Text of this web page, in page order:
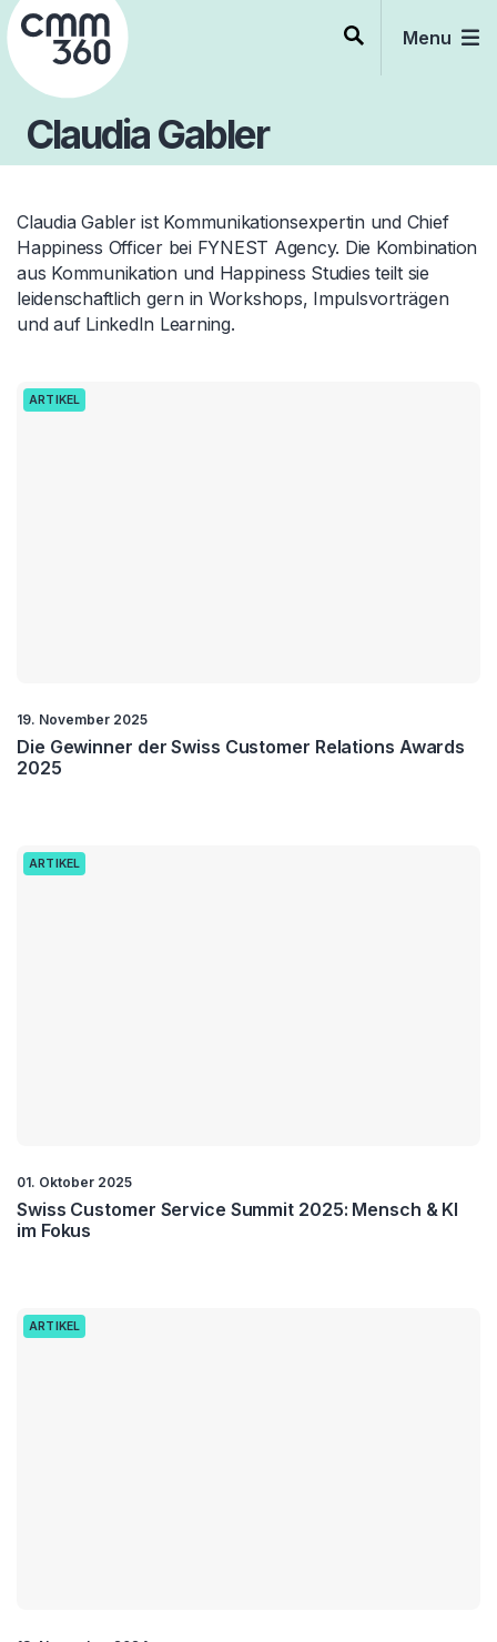
Skip
to
content
Menu
Claudia Gabler
Claudia Gabler ist Kommunikationsexpertin und Chief
Happiness Officer bei FYNEST Agency. Die Kombination
aus Kommunikation und Happiness Studies teilt sie
leidenschaftlich gern in Workshops, Impulsvorträgen
und auf LinkedIn Learning.
ARTIKEL
19. November 2025
Die Gewinner der Swiss Customer Relations Awards
2025
ARTIKEL
01. Oktober 2025
Swiss Customer Service Summit 2025: Mensch & KI
im Fokus
ARTIKEL